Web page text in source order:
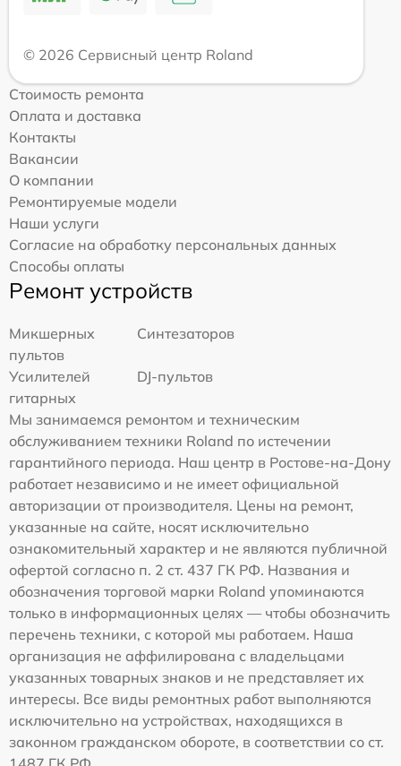
© 2026 Сервисный центр Roland
Стоимость ремонта
Оплата и доставка
Контакты
Вакансии
О компании
Ремонтируемые модели
Наши услуги
Согласие на обработку персональных данных
Способы оплаты
Ремонт устройств
Микшерных
пультов
Синтезаторов
Усилителей
гитарных
DJ-пультов
Мы занимаемся ремонтом и техническим
обслуживанием техники Roland по истечении
гарантийного периода. Наш центр в Ростове-на-Дону
работает независимо и не имеет официальной
авторизации от производителя. Цены на ремонт,
указанные на сайте, носят исключительно
ознакомительный характер и не являются публичной
офертой согласно п. 2 ст. 437 ГК РФ. Названия и
обозначения торговой марки Roland упоминаются
только в информационных целях — чтобы обозначить
перечень техники, с которой мы работаем. Наша
организация не аффилирована с владельцами
указанных товарных знаков и не представляет их
интересы. Все виды ремонтных работ выполняются
исключительно на устройствах, находящихся в
законном гражданском обороте, в соответствии со ст.